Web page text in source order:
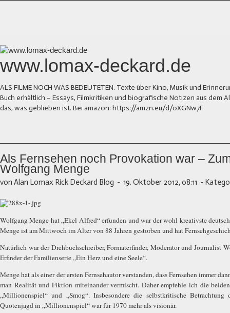
www.lomax-deckard.de
ALS FILME NOCH WAS BEDEUTETEN. Texte über Kino, Musik und
Buch erhältlich – Essays, Filmkritiken und biografische Notizen aus dem
das, was geblieben ist. Bei amazon: https://amzn.eu/d/0XGNw7F
Als Fernsehen noch Provokation war –
Wolfgang Menge
von Alan Lomax Rick Deckard Blog - 19. Oktober 2012, 08:11 -
Wolfgang Menge hat „Ekel Alfred“ erfunden und war der wohl kreativste
Menge ist am Mittwoch im Alter von 88 Jahren gestorben und hat
Natürlich war der Drehbuchschreiber, Formaterfinder, Moderator und Journalist
Erfinder der Familienserie „Ein Herz und eine Seele“.
Menge hat als einer der ersten Fernsehautor verstanden, dass Fernsehen immer
man Realität und Fiktion miteinander vermischt. Daher empfehle ich die
„Millionenspiel“ und „Smog“. Insbesondere die selbstkritische Betrachtung
Quotenjagd in „Millionenspiel“ war für 1970 mehr als visionär.